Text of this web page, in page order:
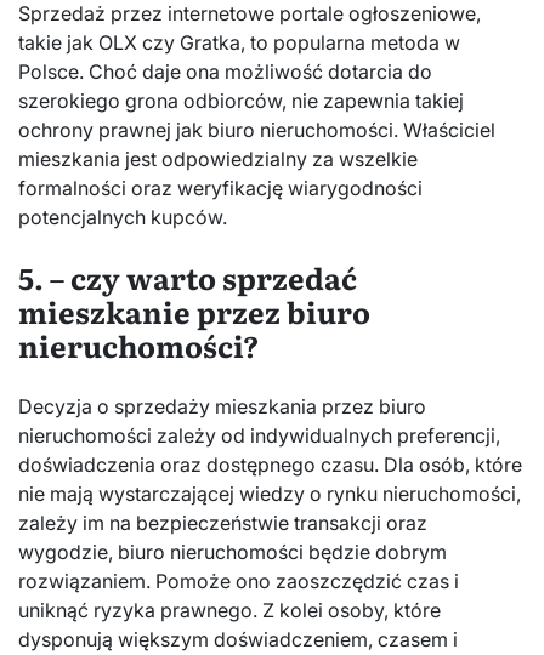
Sprzedaż przez internetowe portale ogłoszeniowe,
takie jak OLX czy Gratka, to popularna metoda w
Polsce. Choć daje ona możliwość dotarcia do
szerokiego grona odbiorców, nie zapewnia takiej
ochrony prawnej jak biuro nieruchomości. Właściciel
mieszkania jest odpowiedzialny za wszelkie
formalności oraz weryfikację wiarygodności
potencjalnych kupców.
5. – czy warto sprzedać
mieszkanie przez biuro
nieruchomości?
Decyzja o sprzedaży mieszkania przez biuro
nieruchomości zależy od indywidualnych preferencji,
doświadczenia oraz dostępnego czasu. Dla osób, które
nie mają wystarczającej wiedzy o rynku nieruchomości,
zależy im na bezpieczeństwie transakcji oraz
wygodzie, biuro nieruchomości będzie dobrym
rozwiązaniem. Pomoże ono zaoszczędzić czas i
uniknąć ryzyka prawnego. Z kolei osoby, które
dysponują większym doświadczeniem, czasem i